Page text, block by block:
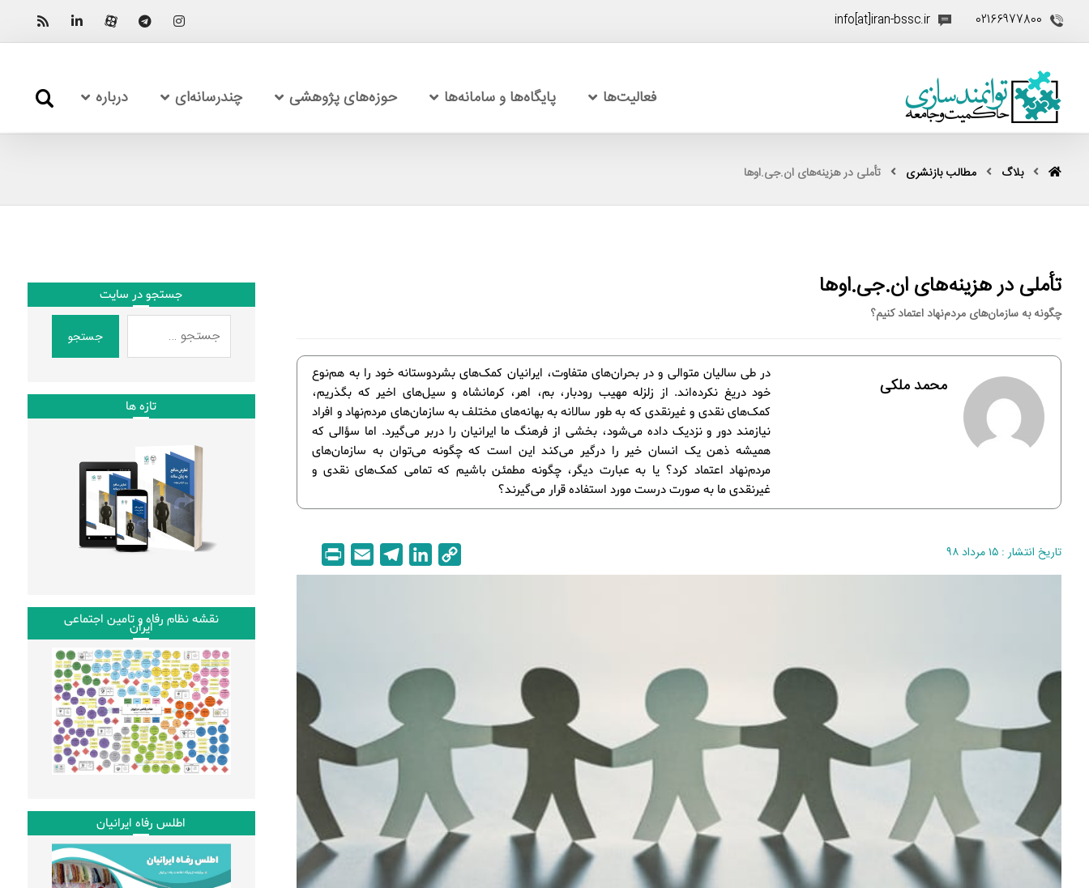
02166977800
info[at]iran-bssc.ir
فعالیت‌ها پایگاه‌ها و سامانه‌ها حوزه‌های پژوهشی چندرسانه‌ای درباره
بلاگ مطالب بازنشری تأملی در هزینه‌های ان‌.‌جی‌.اوها
تأملی در هزینه‌های ان‌.‌جی‌.اوها
چگونه به سازمان‌های مردم‌نهاد اعتماد کنیم؟
در طی سالیان متوالی و در بحران‌های متفاوت، ایرانیان کمک‌های بشردوستانه خود را به هم‌نوع
خود دریغ نکرده‌اند. از زلزله مهیب رودبار، بم، اهر، کرمانشاه و سیل‌های اخیر که بگذریم،
کمک‌های نقدی و غیرنقدی که به طور سالانه به بهانه‌های مختلف به سازمان‌های مردم‌نهاد و افراد
نیازمند دور و نزدیک داده می‌شود، بخشی از فرهنگ ما ایرانیان را دربر می‌گیرد. اما سؤالی که
همیشه ذهن یک انسان خیر را درگیر می‌کند این است که چگونه می‌توان به سازمان‌های
مردم‌نهاد اعتماد کرد؟ یا به عبارت دیگر، چگونه مطمئن باشیم که تمامی کمک‌های نقدی و
غیرنقدی ما به صورت درست مورد استفاده قرار می‌گیرند؟
محمد ملکی
تاریخ انتشار : ۱۵ مرداد ۹۸
o
i
i
d
e
m
r
جستجو در سایت
جستجو
تازه ها
نقشه نظام رفاه و تامین اجتماعی
ایران
اطلس رفاه ایرانیان